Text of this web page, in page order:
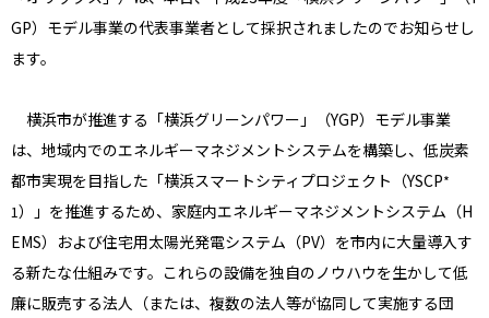
GP）モデル事業の代表事業者として採択されましたのでお知らせし
ます。
横浜市が推進する「横浜グリーンパワー」（YGP）モデル事業
は、地域内でのエネルギーマネジメントシステムを構築し、低炭素
都市実現を目指した「横浜スマートシティプロジェクト（YSCP*
1）」を推進するため、家庭内エネルギーマネジメントシステム（H
EMS）および住宅用太陽光発電システム（PV）を市内に大量導入す
る新たな仕組みです。これらの設備を独自のノウハウを生かして低
廉に販売する法人（または、複数の法人等が協同して実施する団